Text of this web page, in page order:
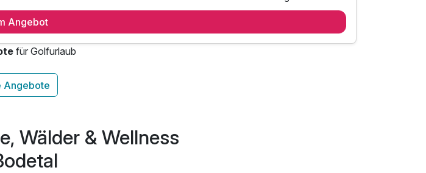
Angebot
für Golfurlaub
Wälder & Wellness